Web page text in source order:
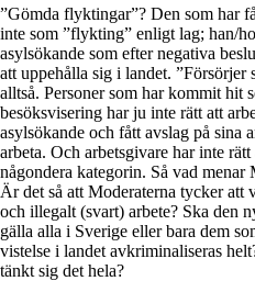
”Gömda flyktingar”? Den som har
inte som ”flykting” enligt lag; han/
asylsökande som efter negativa
att uppehålla sig i landet. ”Försörjer
alltså. Personer som har kommit hit
besöksvisering har ju inte rätt att
asylsökande och fått avslag på sina
arbeta. Och arbetsgivare har inte
någondera kategorin. Så vad menar
Är det så att Moderaterna tycker att
och illegalt (svart) arbete? Ska den
gälla alla i Sverige eller bara dem
vistelse i landet avkriminaliseras
tänkt sig det hela?